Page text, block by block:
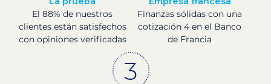
El 88% de nuestros
clientes están satisfechos
con opiniones verificadas
Finanzas sólidas con una
cotización 4 en el Banco
de Francia